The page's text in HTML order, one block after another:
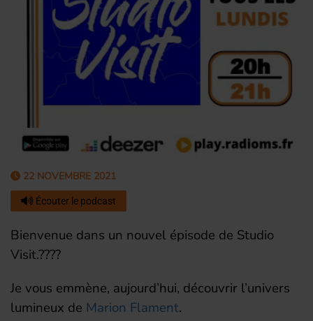
22 NOVEMBRE 2021
Écouter le podcast
Bienvenue dans un nouvel épisode de Studio
Visit.????
Je vous emmène, aujourd’hui, découvrir l’univers
lumineux de Marion Flament.